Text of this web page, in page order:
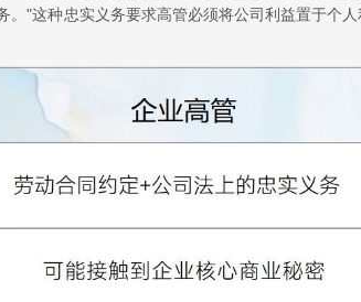
。"这种忠实义务要求高管必须将公司利益置于个人